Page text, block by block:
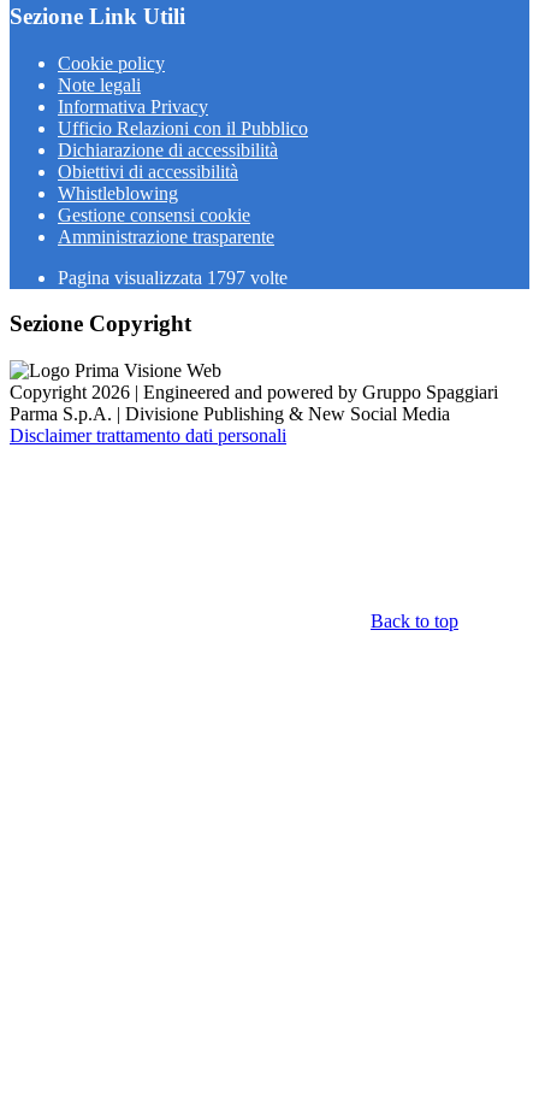
Sezione Link Utili
Cookie policy
Note legali
Informativa Privacy
Ufficio Relazioni con il Pubblico
Dichiarazione di accessibilità
Obiettivi di accessibilità
Whistleblowing
Gestione consensi cookie
Amministrazione trasparente
Pagina visualizzata 1797 volte
Sezione Copyright
Copyright 2026 | Engineered and powered by Gruppo Spaggiari
Parma S.p.A. | Divisione Publishing & New Social Media
Disclaimer trattamento dati personali
Back to top